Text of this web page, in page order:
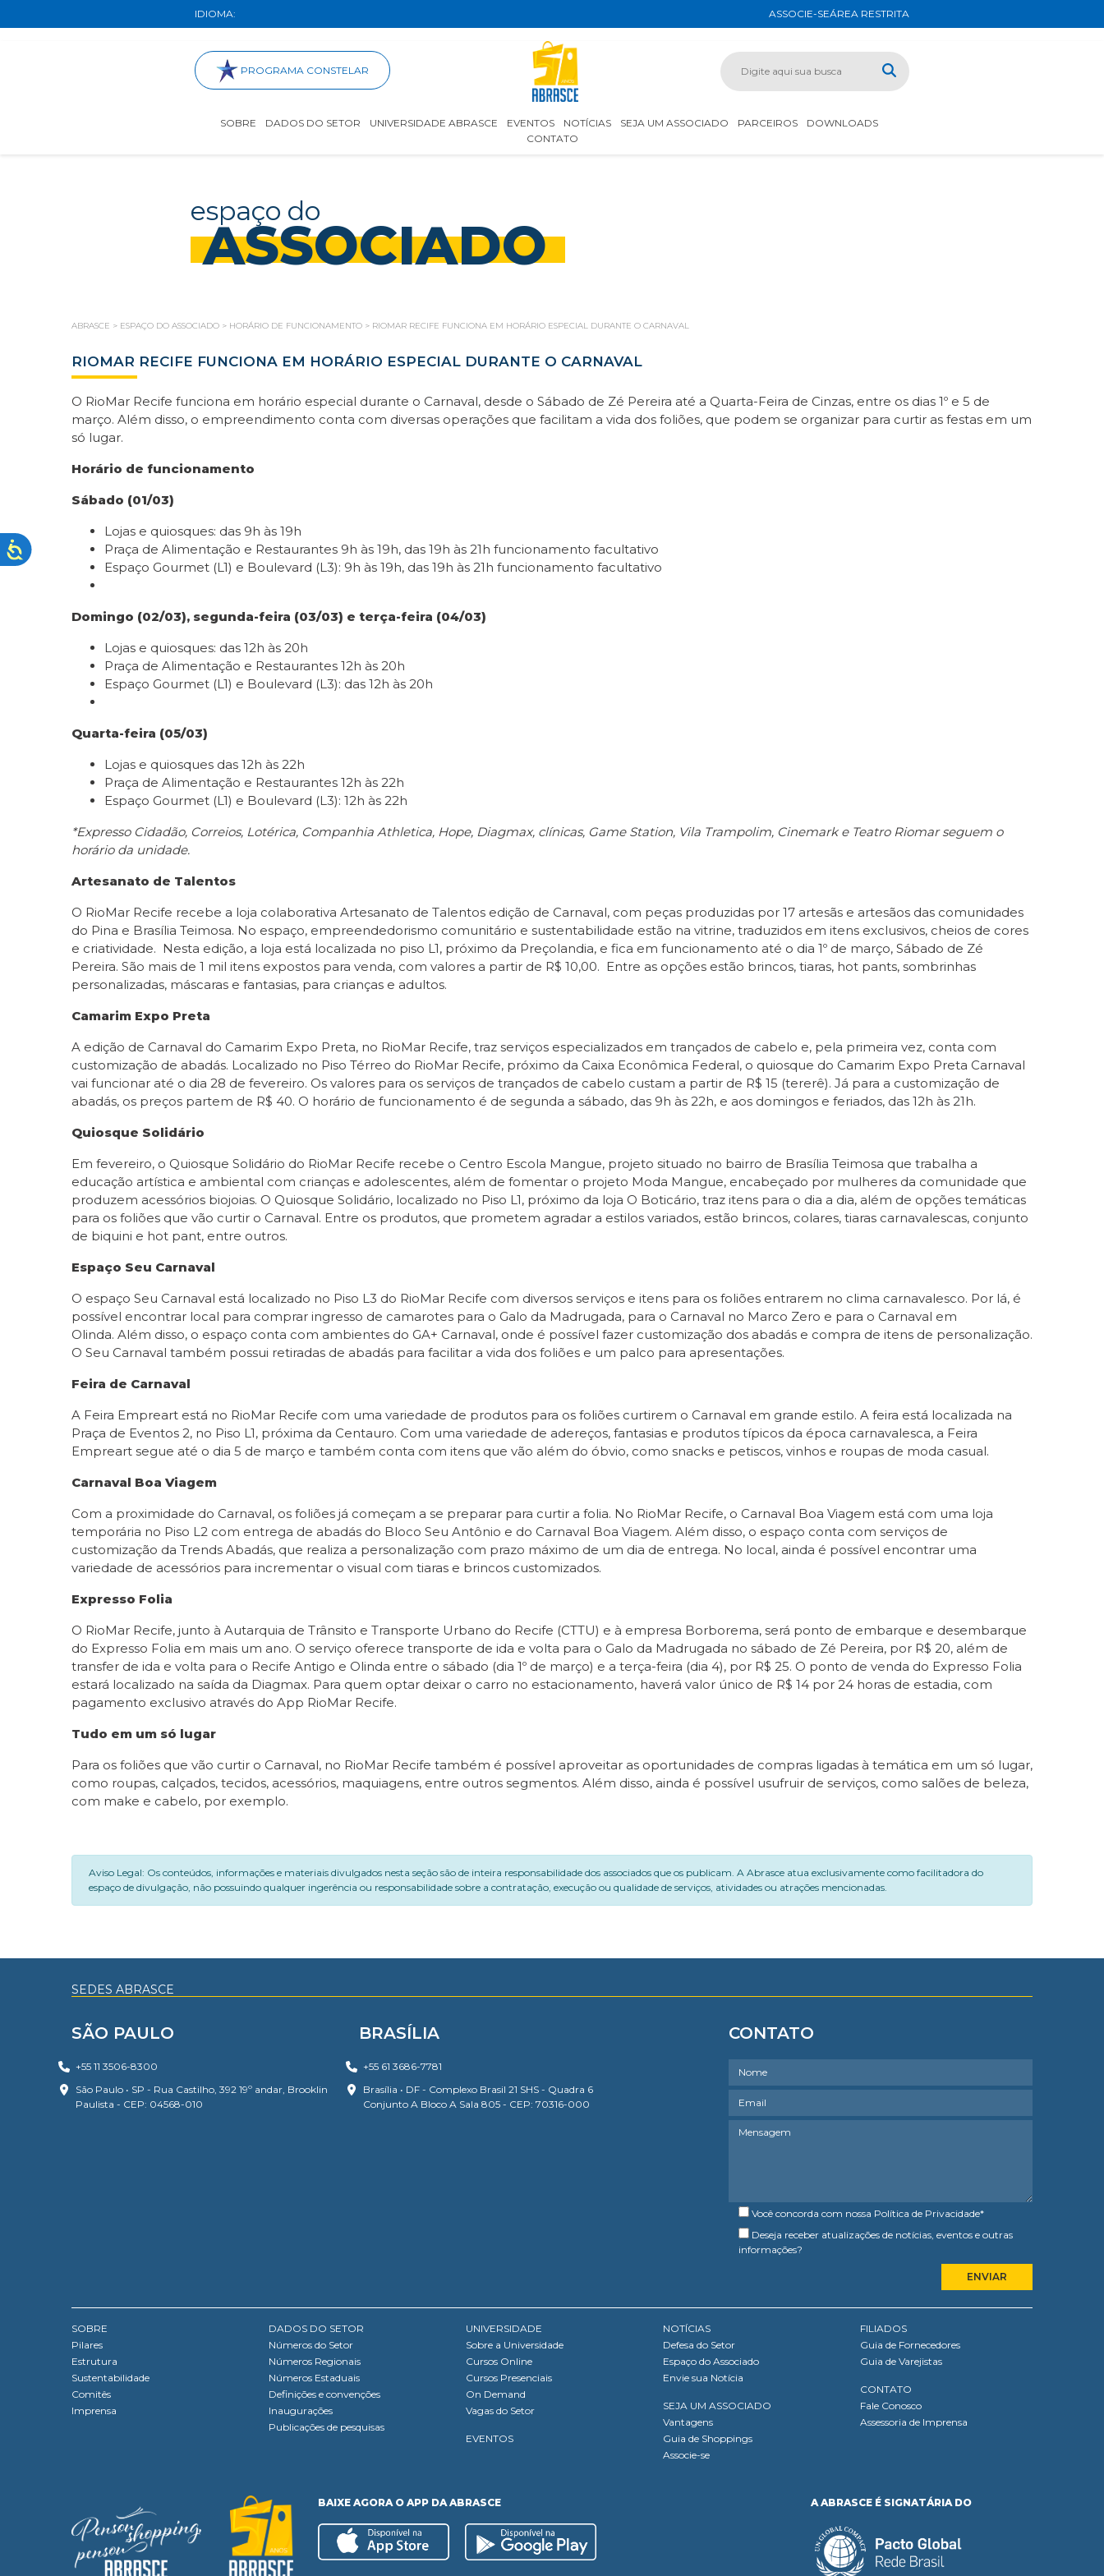
IDIOMA: ASSOCIE-SEÁREA RESTRITA
PROGRAMA CONSTELAR
SOBRE DADOS DO SETOR UNIVERSIDADE ABRASCE EVENTOS NOTÍCIAS SEJA UM ASSOCIADO PARCEIROS
DOWNLOADS
CONTATO
espaço do
ASSOCIADO
ABRASCE > ESPAÇO DO ASSOCIADO > HORÁRIO DE FUNCIONAMENTO > RIOMAR RECIFE FUNCIONA EM HORÁRIO ESPECIAL DURANTE O CARNAVAL
RIOMAR RECIFE FUNCIONA EM HORÁRIO ESPECIAL DURANTE O CARNAVAL
O RioMar Recife funciona em horário especial durante o Carnaval, desde o Sábado de Zé Pereira até a Quarta-Feira de Cinzas, entre os dias 1º e 5 de
março. Além disso, o empreendimento conta com diversas operações que facilitam a vida dos foliões, que podem se organizar para curtir as festas em um
só lugar.
Horário de funcionamento
Sábado (01/03)
Lojas e quiosques: das 9h às 19h
Praça de Alimentação e Restaurantes 9h às 19h, das 19h às 21h funcionamento facultativo
Espaço Gourmet (L1) e Boulevard (L3): 9h às 19h, das 19h às 21h funcionamento facultativo
Domingo (02/03), segunda-feira (03/03) e terça-feira (04/03)
Lojas e quiosques: das 12h às 20h
Praça de Alimentação e Restaurantes 12h às 20h
Espaço Gourmet (L1) e Boulevard (L3): das 12h às 20h
Quarta-feira (05/03)
Lojas e quiosques das 12h às 22h
Praça de Alimentação e Restaurantes 12h às 22h
Espaço Gourmet (L1) e Boulevard (L3): 12h às 22h
*Expresso Cidadão, Correios, Lotérica, Companhia Athletica, Hope, Diagmax, clínicas, Game Station, Vila Trampolim, Cinemark e Teatro Riomar seguem o
horário da unidade.
Artesanato de Talentos
O RioMar Recife recebe a loja colaborativa Artesanato de Talentos edição de Carnaval, com peças produzidas por 17 artesãs e artesãos das comunidades
do Pina e Brasília Teimosa. No espaço, empreendedorismo comunitário e sustentabilidade estão na vitrine, traduzidos em itens exclusivos, cheios de cores
e criatividade. Nesta edição, a loja está localizada no piso L1, próximo da Preçolandia, e fica em funcionamento até o dia 1º de março, Sábado de Zé
Pereira. São mais de 1 mil itens expostos para venda, com valores a partir de R$ 10,00. Entre as opções estão brincos, tiaras, hot pants, sombrinhas
personalizadas, máscaras e fantasias, para crianças e adultos.
Camarim Expo Preta
A edição de Carnaval do Camarim Expo Preta, no RioMar Recife, traz serviços especializados em trançados de cabelo e, pela primeira vez, conta com
customização de abadás. Localizado no Piso Térreo do RioMar Recife, próximo da Caixa Econômica Federal, o quiosque do Camarim Expo Preta Carnaval
vai funcionar até o dia 28 de fevereiro. Os valores para os serviços de trançados de cabelo custam a partir de R$ 15 (tererê). Já para a customização de
abadás, os preços partem de R$ 40. O horário de funcionamento é de segunda a sábado, das 9h às 22h, e aos domingos e feriados, das 12h às 21h.
Quiosque Solidário
Em fevereiro, o Quiosque Solidário do RioMar Recife recebe o Centro Escola Mangue, projeto situado no bairro de Brasília Teimosa que trabalha a
educação artística e ambiental com crianças e adolescentes, além de fomentar o projeto Moda Mangue, encabeçado por mulheres da comunidade que
produzem acessórios biojoias. O Quiosque Solidário, localizado no Piso L1, próximo da loja O Boticário, traz itens para o dia a dia, além de opções temáticas
para os foliões que vão curtir o Carnaval. Entre os produtos, que prometem agradar a estilos variados, estão brincos, colares, tiaras carnavalescas, conjunto
de biquini e hot pant, entre outros.
Espaço Seu Carnaval
O espaço Seu Carnaval está localizado no Piso L3 do RioMar Recife com diversos serviços e itens para os foliões entrarem no clima carnavalesco. Por lá, é
possível encontrar local para comprar ingresso de camarotes para o Galo da Madrugada, para o Carnaval no Marco Zero e para o Carnaval em
Olinda. Além disso, o espaço conta com ambientes do GA+ Carnaval, onde é possível fazer customização dos abadás e compra de itens de personalização.
O Seu Carnaval também possui retiradas de abadás para facilitar a vida dos foliões e um palco para apresentações.
Feira de Carnaval
A Feira Empreart está no RioMar Recife com uma variedade de produtos para os foliões curtirem o Carnaval em grande estilo. A feira está localizada na
Praça de Eventos 2, no Piso L1, próxima da Centauro. Com uma variedade de adereços, fantasias e produtos típicos da época carnavalesca, a Feira
Empreart segue até o dia 5 de março e também conta com itens que vão além do óbvio, como snacks e petiscos, vinhos e roupas de moda casual.
Carnaval Boa Viagem
Com a proximidade do Carnaval, os foliões já começam a se preparar para curtir a folia. No RioMar Recife, o Carnaval Boa Viagem está com uma loja
temporária no Piso L2 com entrega de abadás do Bloco Seu Antônio e do Carnaval Boa Viagem. Além disso, o espaço conta com serviços de
customização da Trends Abadás, que realiza a personalização com prazo máximo de um dia de entrega. No local, ainda é possível encontrar uma
variedade de acessórios para incrementar o visual com tiaras e brincos customizados.
Expresso Folia
O RioMar Recife, junto à Autarquia de Trânsito e Transporte Urbano do Recife (CTTU) e à empresa Borborema, será ponto de embarque e desembarque
do Expresso Folia em mais um ano. O serviço oferece transporte de ida e volta para o Galo da Madrugada no sábado de Zé Pereira, por R$ 20, além de
transfer de ida e volta para o Recife Antigo e Olinda entre o sábado (dia 1º de março) e a terça-feira (dia 4), por R$ 25. O ponto de venda do Expresso Folia
estará localizado na saída da Diagmax. Para quem optar deixar o carro no estacionamento, haverá valor único de R$ 14 por 24 horas de estadia, com
pagamento exclusivo através do App RioMar Recife.
Tudo em um só lugar
Para os foliões que vão curtir o Carnaval, no RioMar Recife também é possível aproveitar as oportunidades de compras ligadas à temática em um só lugar,
como roupas, calçados, tecidos, acessórios, maquiagens, entre outros segmentos. Além disso, ainda é possível usufruir de serviços, como salões de beleza,
com make e cabelo, por exemplo.
Aviso Legal: Os conteúdos, informações e materiais divulgados nesta seção são de inteira responsabilidade dos associados que os publicam. A Abrasce atua exclusivamente como facilitadora do
espaço de divulgação, não possuindo qualquer ingerência ou responsabilidade sobre a contratação, execução ou qualidade de serviços, atividades ou atrações mencionadas.
SEDES ABRASCE
SÃO PAULO
+55 11 3506-8300
São Paulo • SP - Rua Castilho, 392 19º andar, Brooklin
Paulista - CEP: 04568-010
BRASÍLIA
+55 61 3686-7781
Brasília • DF - Complexo Brasil 21 SHS - Quadra 6
Conjunto A Bloco A Sala 805 - CEP: 70316-000
CONTATO
Você concorda com nossa Política de Privacidade*
Deseja receber atualizações de notícias, eventos e outras
informações?
SOBRE
Pilares
Estrutura
Sustentabilidade
Comitês
Imprensa
DADOS DO SETOR
Números do Setor
Números Regionais
Números Estaduais
Definições e convenções
Inaugurações
Publicações de pesquisas
UNIVERSIDADE
Sobre a Universidade
Cursos Online
Cursos Presenciais
On Demand
Vagas do Setor
EVENTOS
NOTÍCIAS
Defesa do Setor
Espaço do Associado
Envie sua Notícia
SEJA UM ASSOCIADO
Vantagens
Guia de Shoppings
Associe-se
FILIADOS
Guia de Fornecedores
Guia de Varejistas
CONTATO
Fale Conosco
Assessoria de Imprensa
BAIXE AGORA O APP DA ABRASCE A ABRASCE É SIGNATÁRIA DO